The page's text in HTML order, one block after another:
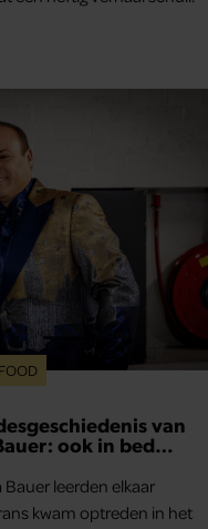
FOOD
van
ook in bed
Bauer leerden elkaar
kwam optreden in het